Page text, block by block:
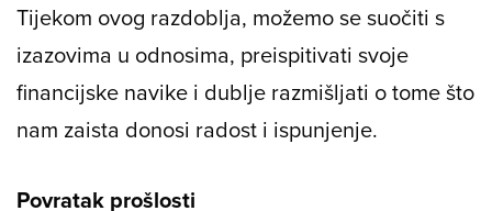
Tijekom ovog razdoblja, možemo se suočiti s
izazovima u odnosima, preispitivati svoje
financijske navike i dublje razmišljati o tome što
nam zaista donosi radost i ispunjenje.
Povratak prošlosti